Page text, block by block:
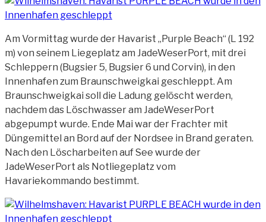
Am Vormittag wurde der Havarist „Purple Beach“ (L 192
m) von seinem Liegeplatz am JadeWeserPort, mit drei
Schleppern (Bugsier 5, Bugsier 6 und Corvin), in den
Innenhafen zum Braunschweigkai geschleppt. Am
Braunschweigkai soll die Ladung gelöscht werden,
nachdem das Löschwasser am JadeWeserPort
abgepumpt wurde. Ende Mai war der Frachter mit
Düngemittel an Bord auf der Nordsee in Brand geraten.
Nach den Löscharbeiten auf See wurde der
JadeWeserPort als Notliegeplatz vom
Havariekommando bestimmt.